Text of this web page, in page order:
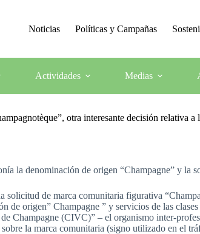
Noticias Políticas y Campañas
Actividades Medias
otra interesante decisión relativa a
la denominación de origen “Champagne” y
solicitud de marca comunitaria figurativa
de origen” Champagne ” y servicios de las
Champagne (CIVC)” – el organismo inter-
la marca comunitaria (signo utilizado en el